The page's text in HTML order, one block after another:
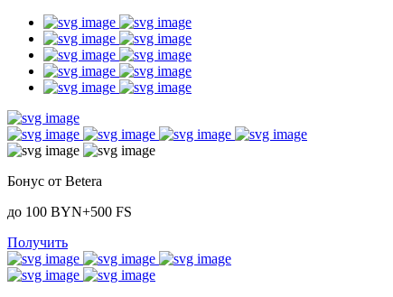
Бонус от Betera
до 100 BYN+500 FS
Получить